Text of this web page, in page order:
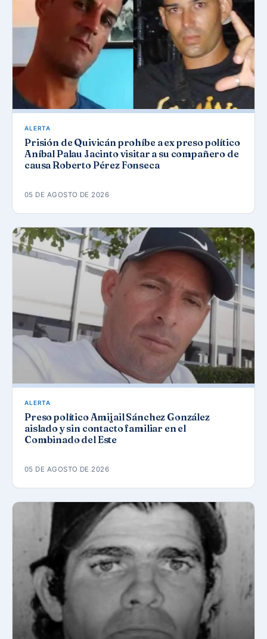
ALERTA
Prisión de Quivicán prohíbe a ex preso político
Aníbal Palau Jacinto visitar a su compañero de
causa Roberto Pérez Fonseca
05 DE AGOSTO DE 2026
ALERTA
Preso político Amijail Sánchez González
aislado y sin contacto familiar en el
Combinado del Este
05 DE AGOSTO DE 2026